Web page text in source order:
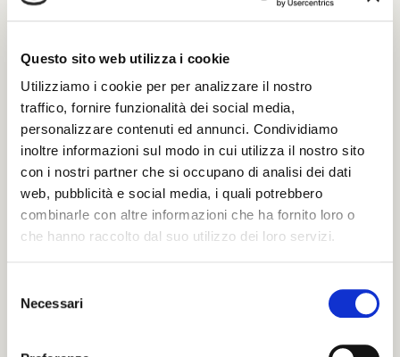
Questo sito web utilizza i cookie
Utilizziamo i cookie per per analizzare il nostro
traffico, fornire funzionalità dei social media,
personalizzare contenuti ed annunci. Condividiamo
inoltre informazioni sul modo in cui utilizza il nostro sito
con i nostri partner che si occupano di analisi dei dati
web, pubblicità e social media, i quali potrebbero
combinarle con altre informazioni che ha fornito loro o
che hanno raccolto dal suo utilizzo dei loro servizi.
Necessari
Compila il modulo con tutti i dati richiesti per
Sarà nostra premura far pervenire alla famiglia
Il tuo nome e cognome *
La tua Email *